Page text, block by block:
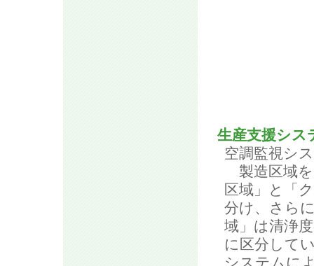
生産支援シス
空調監視シ
製造区域を
区域」と「
分け、さら
域」は清浄
に区分して
システムに